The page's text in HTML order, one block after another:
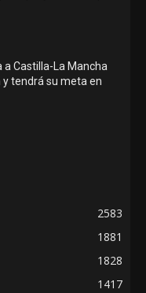
a Castilla-La Mancha
y tendrá su meta en
2583
1881
1828
1417